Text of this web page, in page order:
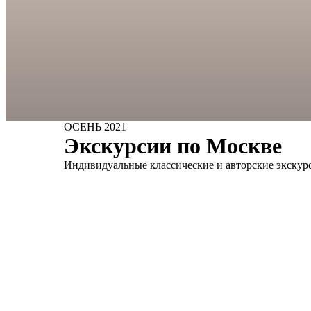
ОСЕНЬ 2021
Экскурсии по Москве
Индивидуальные классические и авторские